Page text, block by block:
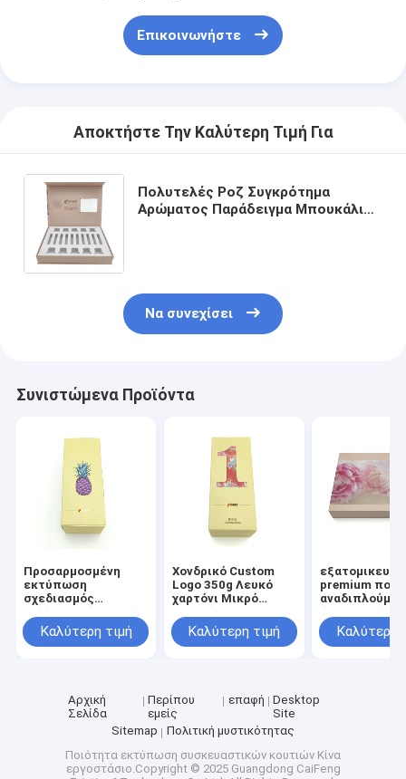
Επικοινωνήστε
Αποκτήστε Την Καλύτερη Τιμή Για
Πολυτελές Ροζ Συγκρότημα
Αρώματος Παράδειγμα Μπουκάλι
Να συνεχίσει
Συνιστώμενα Προϊόντα
Προσαρμοσμένη
εκτύπωση
σχεδιασμός
συσκευασιών
κουτιά
αναδιπλούμενο
χαρτί κουτί
Καλύτερη τιμή
Χονδρικό Custom
Logo 350g Λευκό
χαρτόνι Μικρό
καλλυντικό μακιγιάζ
Tuck Top Χάρτινα
Καλύτερη τιμή
premium
χαρτόνι
πολυτελής
Καλύτερη
Αρχική
Σελίδα
Περίπου
εμείς
επαφή
Desktop
Site
Sitemap
Πολιτική μυστικότητας
Ποιότητα εκτύπωση συσκευαστικών κουτιών Κίνα
εργοστάσιο.Copyright © 2025 Guangdong CaiFeng